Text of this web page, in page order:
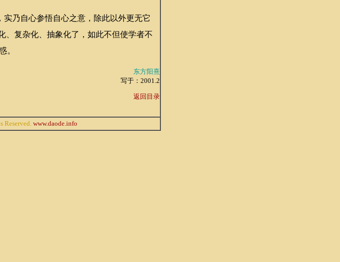
乃自心参悟自心之意，除此以外更无它
、复杂化、抽象化了，如此不但使学者不
。
东方阳熹
写于：2001.2
返回目录
Reserved. www.daode.info